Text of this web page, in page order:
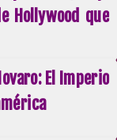
Hollywood que
El Imperio